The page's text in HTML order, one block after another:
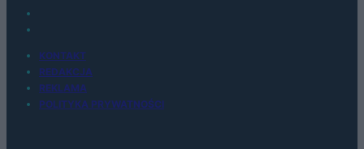
KONTAKT
REDAKCJA
REKLAMA
POLITYKA PRYWATNOŚCI